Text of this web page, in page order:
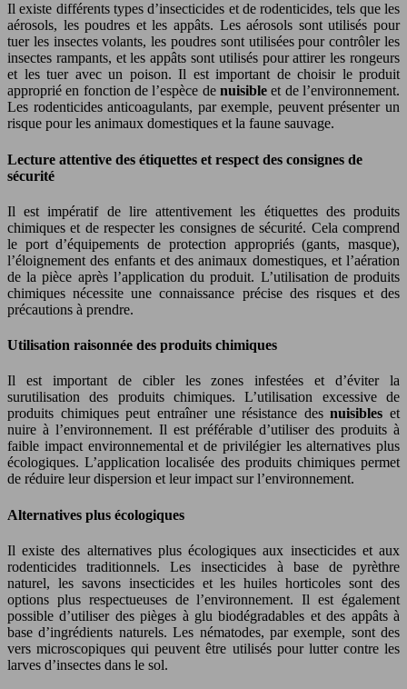
Il existe différents types d’insecticides et de rodenticides, tels que les
aérosols, les poudres et les appâts. Les aérosols sont utilisés pour
tuer les insectes volants, les poudres sont utilisées pour contrôler les
insectes rampants, et les appâts sont utilisés pour attirer les rongeurs
et les tuer avec un poison. Il est important de choisir le produit
approprié en fonction de l’espèce de nuisibleet de l’environnement.
Les rodenticides anticoagulants, par exemple, peuvent présenter un
risque pour les animaux domestiques et la faune sauvage.
Lecture attentive des étiquettes et respect des consignes de
sécurité
Il est impératif de lire attentivement les étiquettes des produits
chimiques et de respecter les consignes de sécurité. Cela comprend
le port d’équipements de protection appropriés (gants, masque),
l’éloignement des enfants et des animaux domestiques, et l’aération
de la pièce après l’application du produit. L’utilisation de produits
chimiques nécessite une connaissance précise des risques et des
précautions à prendre.
Utilisation raisonnée des produits chimiques
Il est important de cibler les zones infestées et d’éviter la
surutilisation des produits chimiques. L’utilisation excessive de
produits chimiques peut entraîner une résistance desnuisibles et
nuire à l’environnement. Il est préférable d’utiliser des produits à
faible impact environnemental et de privilégier les alternatives plus
écologiques. L’application localisée des produits chimiques permet
de réduire leur dispersion et leur impact sur l’environnement.
Alternatives plus écologiques
Il existe des alternatives plus écologiques aux insecticides et aux
rodenticides traditionnels. Les insecticides à base de pyrèthre
naturel, les savons insecticides et les huiles horticoles sont des
options plus respectueuses de l’environnement. Il est également
possible d’utiliser des pièges à glu biodégradables et des appâts à
base d’ingrédients naturels. Les nématodes, par exemple, sont des
vers microscopiques qui peuvent être utilisés pour lutter contre les
larves d’insectes dans le sol.